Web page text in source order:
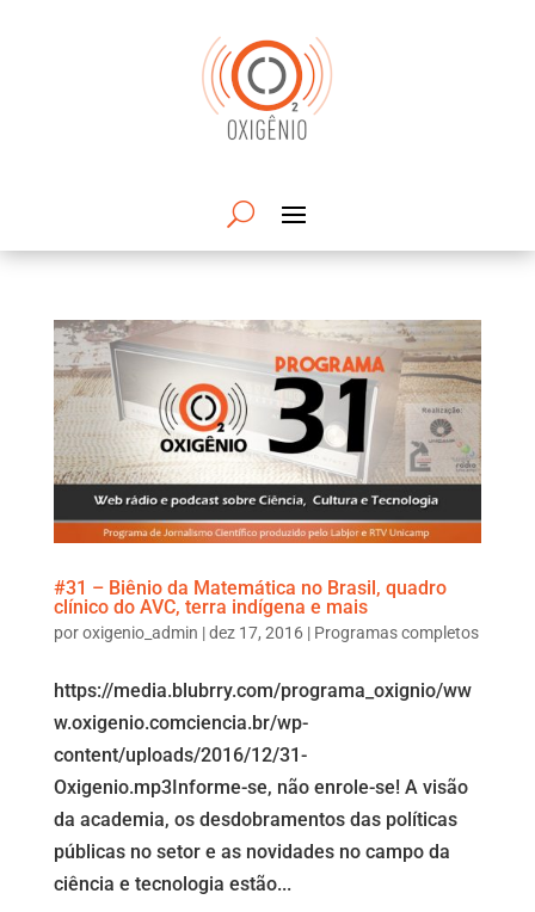
#31 – Biênio da Matemática no Brasil, quadro
clínico do AVC, terra indígena e mais
poroxigenio_admin |dez 17, 2016| Programas completos
https://media.blubrry.com/programa_oxignio/ww
w.oxigenio.comciencia.br/wp-
content/uploads/2016/12/31-
Oxigenio.mp3Informe-se, não enrole-se! A visão
da academia, os desdobramentos das políticas
públicas no setor e as novidades no campo da
ciência e tecnologia estão...